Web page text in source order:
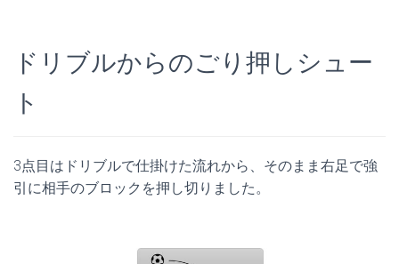
ドリブルからのごり押しシュー
ト
3点目はドリブルで仕掛けた流れから、そのまま右足で強
引に相手のブロックを押し切りました。